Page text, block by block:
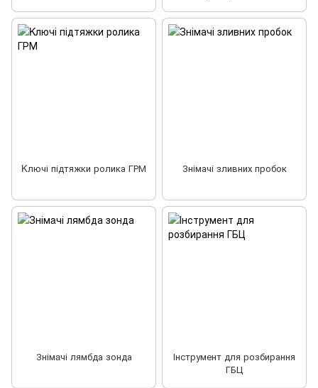
Kлючі підтяжки ролика ГРМ Знімачі зливних пробок
Знімaчі лямбда зонда
Інструмент для розбирання
ГБЦ